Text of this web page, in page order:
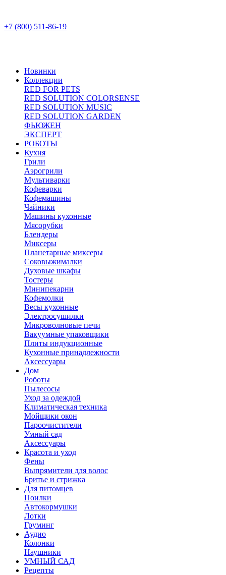
+7 (800) 511-86-19
Новинки
Коллекции
RED FOR PETS
RED SOLUTION COLORSENSE
RED SOLUTION MUSIC
RED SOLUTION GARDEN
ФЬЮЖЕН
ЭКСПЕРТ
РОБОТЫ
Кухня
Грили
Аэрогрили
Мультиварки
Кофеварки
Кофемашины
Чайники
Машины кухонные
Мясорубки
Блендеры
Миксеры
Планетарные миксеры
Соковыжималки
Духовые шкафы
Тостеры
Минипекарни
Кофемолки
Весы кухонные
Электросушилки
Микроволновые печи
Вакуумные упаковщики
Плиты индукционные
Кухонные принадлежности
Аксессуары
Дом
Роботы
Пылесосы
Уход за одеждой
Климатическая техника
Мойщики окон
Пароочистители
Умный сад
Аксессуары
Красота и уход
Фены
Выпрямители для волос
Бритье и стрижка
Для питомцев
Поилки
Автокормушки
Лотки
Груминг
Аудио
Колонки
Наушники
УМНЫЙ САД
Рецепты